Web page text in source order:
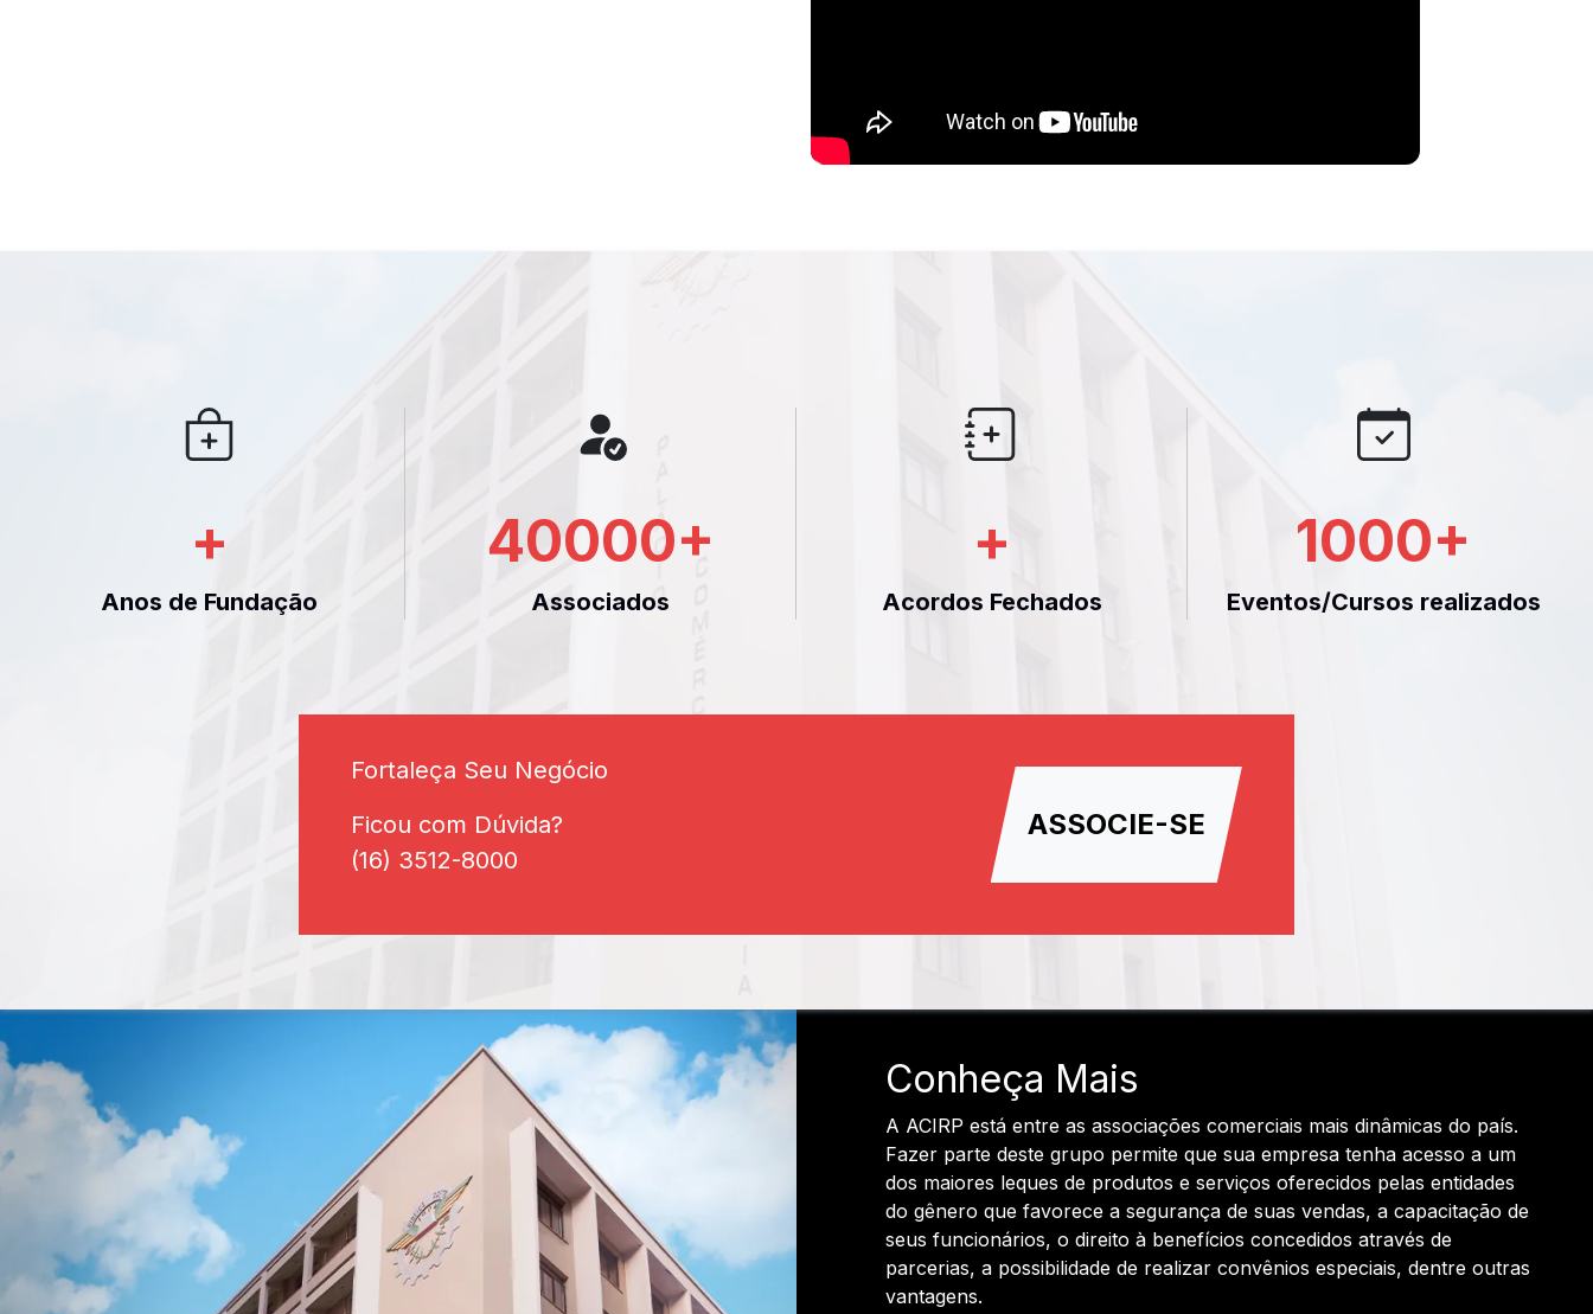
+
Anos de Fundação
40000+
Associados
+
Acordos Fechados
1000+
Eventos/Cursos realizados
Fortaleça Seu Negócio
Ficou com Dúvida?
(16) 3512-8000
ASSOCIE-SE
Conheça Mais
A ACIRP está entre as associações comerciais mais dinâmicas do país.
Fazer parte deste grupo permite que sua empresa tenha acesso a um
dos maiores leques de produtos e serviços oferecidos pelas entidades
do gênero que favorece a segurança de suas vendas, a capacitação de
seus funcionários, o direito à benefícios concedidos através de
parcerias, a possibilidade de realizar convênios especiais, dentre outras
vantagens.